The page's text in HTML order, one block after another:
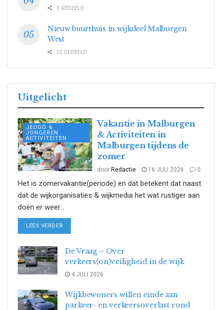
3 GEDEELD
Nieuw buurthuis in wijkdeel Malburgen
West
22 GEDEELD
Uitgelicht
JEUGD &
JONGEREN
ACTIVITEITEN
Vakantie in Malburgen
& Activiteiten in
Malburgen tijdens de
zomer
door Redactie 16 JULI 2026 0
Het is zomervakantie(periode) en dat betekent dat naast
dat de wijkorganisaties & wijkmedia het wat rustiger aan
doen er weer...
LEES VERDER
De Vraag – Over
verkeers(on)veiligheid in de wijk
4 JULI 2026
Wijkbewoners willen einde aan
parkeer- en verkeersoverlast rond